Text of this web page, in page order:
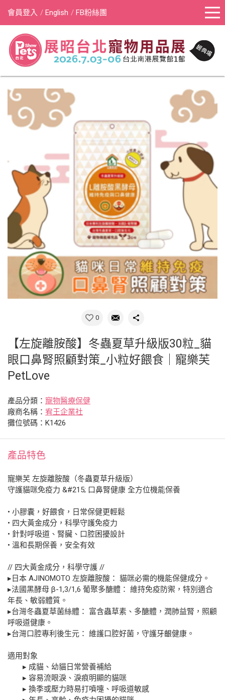
會員登入 English FB粉絲團
0
【左旋離胺酸】冬蟲夏草升級版30粒_貓
眼口鼻腎照顧對策_小粒好餵食｜寵樂芙
PetLove
產品分類： 寵物醫療保健
廠商名稱： 宥王企業社
攤位號碼：K1426
產品特色
寵樂芙 左旋離胺酸（冬蟲夏草升級版）
守護貓咪免疫力 &#215; 口鼻腎健康 全方位機能保養
• 小膠囊，好餵食，日常保健更輕鬆
• 四大黃金成分，科學守護免疫力
• 針對呼吸道、腎臟、口腔困擾設計
• 溫和長期保養，安全有效
// 四大黃金成分，科學守護 //
▸日本 AJINOMOTO 左旋離胺酸： 貓咪必需的機能保健成分。
▸法國黑酵母 β-1,3/1,6 葡聚多醣體： 維持免疫防禦，特別適合
年長、敏弱體質。
▸台灣冬蟲夏草菌絲體： 富含蟲草素、多醣體，潤肺益腎，照顧
呼吸道健康。
▸台灣口腔專利後生元： 維護口腔好菌，守護牙齦健康。
適用對象
▸ 成貓、幼貓日常營養補給
▸ 容易流眼淚、淚痕明顯的貓咪
▸ 換季或壓力時易打噴嚏、呼吸道敏感